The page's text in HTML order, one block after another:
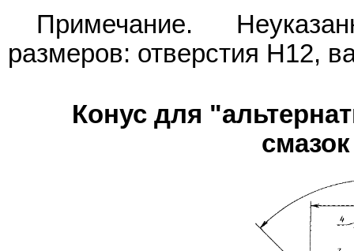
Примечание.
размеров: отверстия H12,
Конус для